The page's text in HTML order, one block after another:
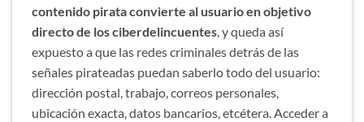
contenido pirata convierte al usuario en objetivo
directo de los ciberdelincuentes, y queda así
expuesto a que las redes criminales detrás de las
señales pirateadas puedan saberlo todo del usuario:
dirección postal, trabajo, correos personales,
ubicación exacta, datos bancarios, etcétera. Acceder a